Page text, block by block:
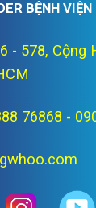
BỆNH
- 578, Cộng
76868 -